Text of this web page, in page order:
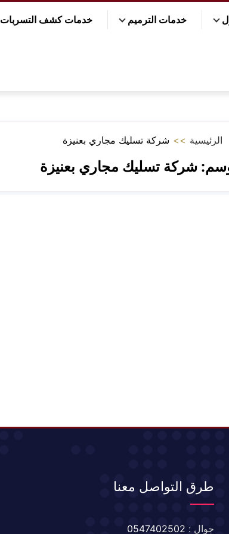
خدمات الترميم خدمات كشف التسربات
الرئيسية >> شركة تسليك مجاري بعنيزة
شركة تسليك مجاري بعنيزة
طرق التواصل معنا
جوال : 0547402502